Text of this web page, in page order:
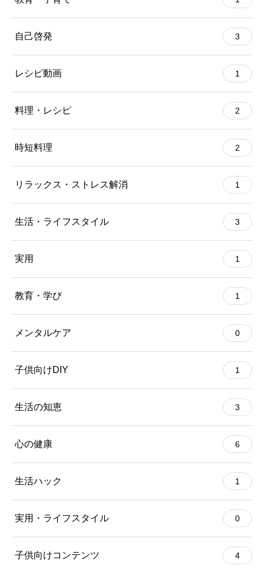
自己啓発 3
レシピ動画 1
料理・レシピ 2
時短料理 2
リラックス・ストレス解消 1
生活・ライフスタイル 3
実用 1
教育・学び 1
メンタルケア 0
子供向けDIY 1
生活の知恵 3
心の健康 6
生活ハック 1
実用・ライフスタイル 0
子供向けコンテンツ 4